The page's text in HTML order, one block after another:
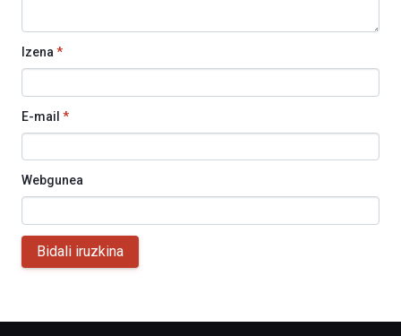
Izena *
E-mail *
Webgunea
Bidali iruzkina